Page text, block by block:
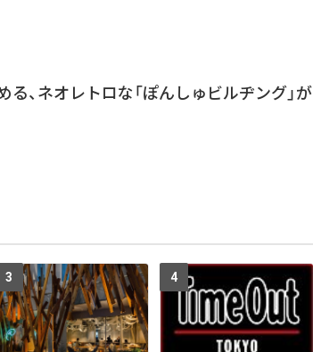
、ネオレトロな「ぽんしゅビルヂング」が
3 4